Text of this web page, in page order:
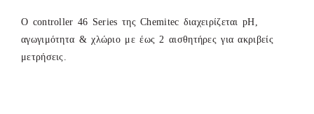
Ο controller 46 Series της Chemitec διαχειρίζεται pH,
αγωγιμότητα & χλώριο με έως 2 αισθητήρες για ακριβείς
μετρήσεις.